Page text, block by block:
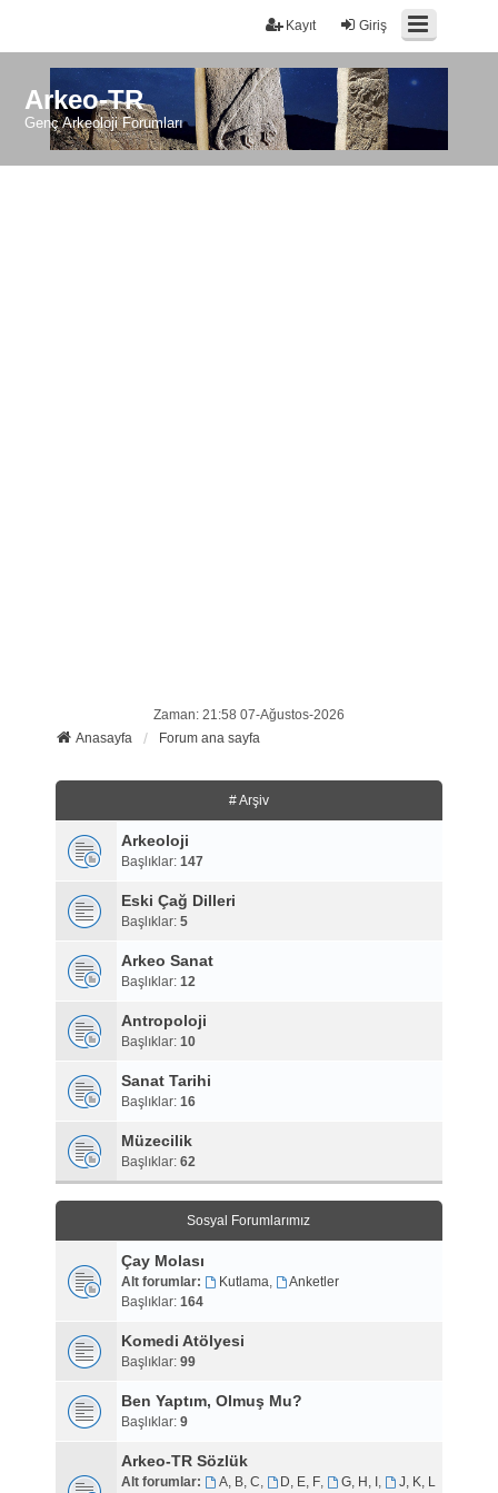
Giriş
Kayıt
Arkeo-TR
Genç Arkeoloji Forumları
Zaman: 21:58 07-Ağustos-2026
Anasayfa
Forum ana sayfa
# Arşiv
Arkeoloji
Başlıklar: 147
Eski Çağ Dilleri
Başlıklar: 5
Arkeo Sanat
Başlıklar: 12
Antropoloji
Başlıklar: 10
Sanat Tarihi
Başlıklar: 16
Müzecilik
Başlıklar: 62
Sosyal Forumlarımız
Çay Molası
Alt forumlar: Kutlama,
Anketler
Başlıklar: 164
Komedi Atölyesi
Başlıklar: 99
Ben Yaptım, Olmuş Mu?
Başlıklar: 9
Arkeo-TR Sözlük
Alt forumlar: A, B, C, D, E, F, G, H, I ,
J, K, L